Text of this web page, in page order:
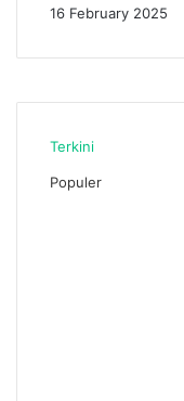
16 February 2025
Terkini
Populer